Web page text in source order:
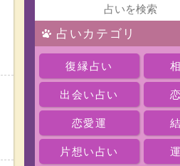
占いカテゴリ
復縁占い
出会い占い
恋愛運
片想い占い